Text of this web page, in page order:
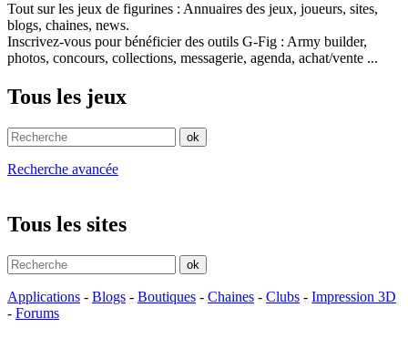
Tout sur les jeux de figurines : Annuaires des jeux, joueurs, sites,
blogs, chaines, news.
Inscrivez-vous pour bénéficier des outils G-Fig : Army builder,
photos, concours, collections, messagerie, agenda, achat/vente ...
Tous les jeux
Recherche avancée
Tous les sites
Applications - Blogs - Boutiques - Chaines - Clubs - Impression 3D
- Forums